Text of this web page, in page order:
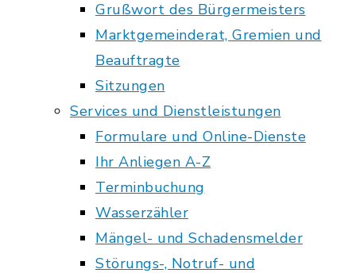
Grußwort des Bürgermeisters
Marktgemeinderat, Gremien und
Beauftragte
Sitzungen
Services und Dienstleistungen
Formulare und Online-Dienste
Ihr Anliegen A-Z
Terminbuchung
Wasserzähler
Mängel- und Schadensmelder
Störungs-, Notruf- und